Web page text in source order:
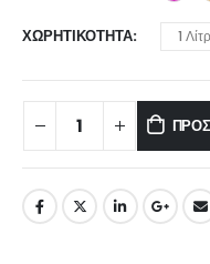
ΧΩΡΗΤΙΚΌΤΗΤΑ 1